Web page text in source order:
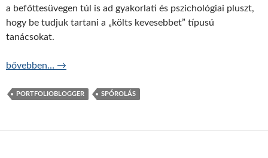
a befőttesüvegen túl is ad gyakorlati és pszichológiai pluszt,
hogy be tudjuk tartani a „költs kevesebbet” típusú
tanácsokat.
Így spórolj készpénzzel!
bővebben… →
PORTFOLIOBLOGGER SPÓROLÁS